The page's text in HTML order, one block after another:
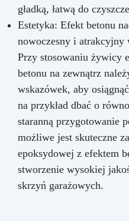
gładką, łatwą do
Estetyka: Efekt betonu
nowoczesny i atrakcyjny
Przy stosowaniu żywicy
betonu na zewnątrz
wskazówek, aby
na przykład dbać o
staranną przygotowanie
możliwe jest skuteczne
epoksydowej z efektem
stworzenie wysokiej
skrzyń garażowych.